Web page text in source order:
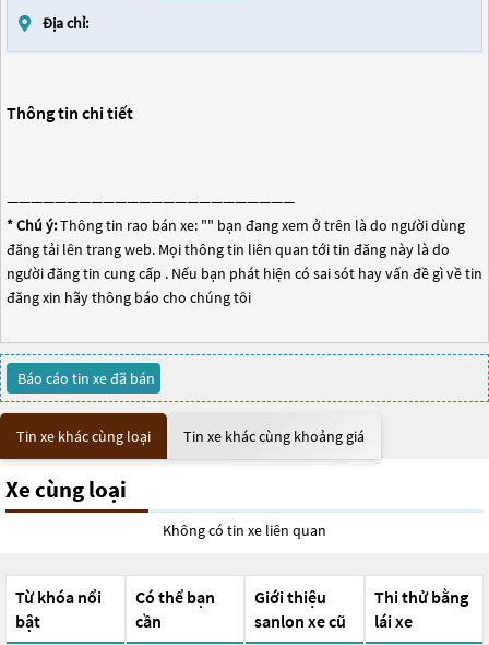
Địa chỉ:
Thông tin chi tiết
————————————————————————
* Chú ý:Thông tin rao bán xe: "" bạn đang xem ở trên là do người dùng
đăng tải lên trang web. Mọi thông tin liên quan tới tin đăng này là do
người đăng tin cung cấp . Nếu bạn phát hiện có sai sót hay vấn đề gì về tin
đăng xin hãy thông báo cho chúng tôi
Báo cáo tin xe đã bán
Tin xe khác cùng loại Tin xe khác cùng khoảng giá
Xe cùng loại
Không có tin xe liên quan
Từ khóa nổi
bật
Có thể bạn
cần
Giới thiệu
sanlon xe cũ
Thi thử bằng
lái xe